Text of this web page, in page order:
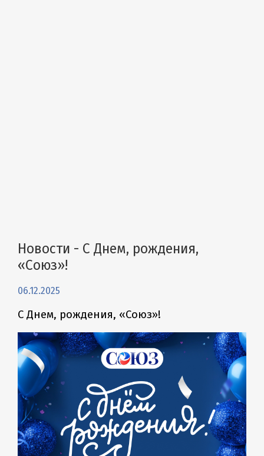
Новости - С Днем, рождения,
«Союз»!
06.12.2025
С Днем, рождения, «Союз»!